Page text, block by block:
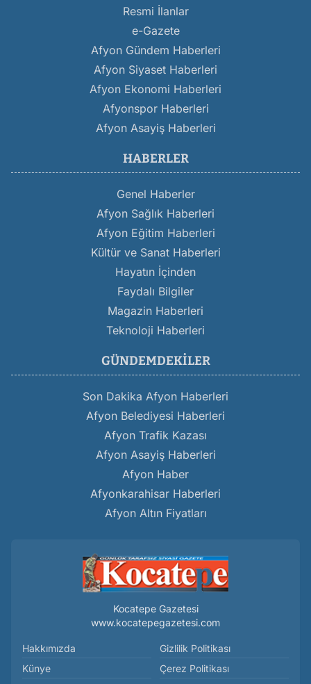
Resmi İlanlar
e-Gazete
Afyon Gündem Haberleri
Afyon Siyaset Haberleri
Afyon Ekonomi Haberleri
Afyonspor Haberleri
Afyon Asayiş Haberleri
HABERLER
Genel Haberler
Afyon Sağlık Haberleri
Afyon Eğitim Haberleri
Kültür ve Sanat Haberleri
Hayatın İçinden
Faydalı Bilgiler
Magazin Haberleri
Teknoloji Haberleri
GÜNDEMDEKILER
Son Dakika Afyon Haberleri
Afyon Belediyesi Haberleri
Afyon Trafik Kazası
Afyon Asayiş Haberleri
Afyon Haber
Afyonkarahisar Haberleri
Afyon Altın Fiyatları
Kocatepe Gazetesi
www.kocatepegazetesi.com
Hakkımızda
Künye
Gizlilik Politikası
Çerez Politikası